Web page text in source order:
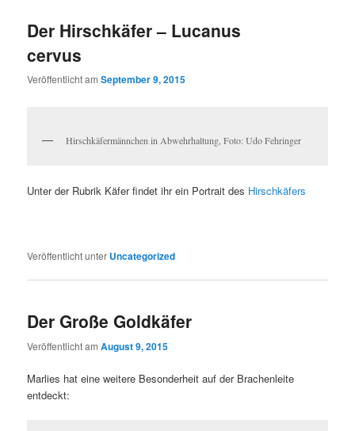
Der Hirschkäfer – Lucanus
cervus
Veröffentlicht amSeptember 9, 2015
Hirschkäfermännchen in Abwehrhaltung, Foto: Udo Fehringer
Unter der Rubrik Käfer findet ihr ein Portrait des Hirschkäfers
Veröffentlicht unter Uncategorized
Der Große Goldkäfer
Veröffentlicht amAugust 9, 2015
Marlies hat eine weitere Besonderheit auf der Brachenleite
entdeckt: